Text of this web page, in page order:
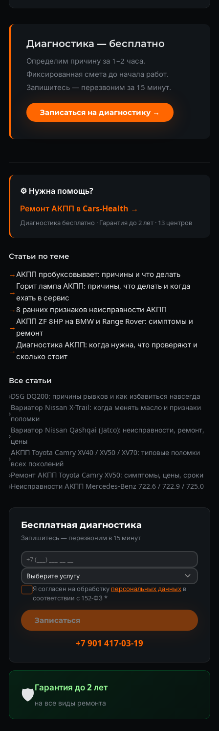
Диагностика — бесплатно
Определим причину за 1–2 часа.
Фиксированная смета до начала работ.
Запишитесь — перезвоним за 15 минут.
Записаться на диагностику →
⚙️ Нужна помощь?
Ремонт АКПП в Cars-Health →
Диагностика бесплатно · Гарантия до 2 лет · 13 центров
Статьи по теме
→АКПП пробуксовывает: причины и что делать
→
Горит лампа АКПП: причины, что делать и когда
ехать в сервис
→8 ранних признаков неисправности АКПП
→
АКПП ZF 8HP на BMW и Range Rover: симптомы и
ремонт
→
Диагностика АКПП: когда нужна, что проверяют и
сколько стоит
Все статьи
›DSG DQ200: причины рывков и как избавиться навсегда
›
Вариатор Nissan X-Trail: когда менять масло и признаки
поломки
›
Вариатор Nissan Qashqai (Jatco): неисправности, ремонт,
цены
›
АКПП Toyota Camry XV40 / XV50 / XV70: типовые поломки
всех поколений
›Ремонт АКПП Toyota Camry XV50: симптомы, цены, сроки
›Неисправности АКПП Mercedes-Benz 722.6 / 722.9 / 725.0
Бесплатная диагностика
Запишитесь — перезвоним в 15 минут
Я согласен на обработку персональных данныхв
соответствии с 152-ФЗ *
Записаться
+7 901 417-03-19
🛡Гарантия до 2 лет
на все виды ремонта